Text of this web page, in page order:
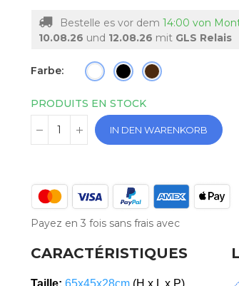
Bestelle es vor dem 14:00 von
10.08.26 und 12.08.26 mit GLS Relais
Farbe
PRODUITS EN STOCK
IN DEN WARENKORB
Payez en 3 fois sans frais avec
CARACTÉRISTIQUES